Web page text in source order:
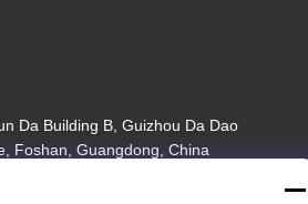
Da Building B, Guizhou Da Dao
Foshan, Guangdong, China